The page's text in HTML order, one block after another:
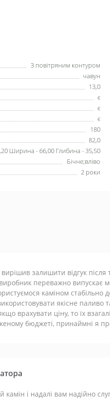
З повітряним контуром
чавун
13,0
є
є
є
180
82,0
Ширина - 66,00 Глибина - 35,50
Бічне;вліво
2 роки
вирішив залишити відгук
переважно випускає
каміном
якісне
врахувати ціну, то їх
бюджеті, принаймні я
камін і надалі вам надійно